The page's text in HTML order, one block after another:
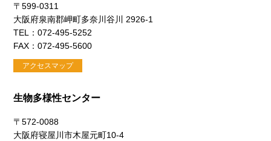
〒599-0311
大阪府泉南郡岬町多奈川谷川 2926-1
TEL：072-495-5252
FAX：072-495-5600
アクセスマップ
生物多様性センター
〒572-0088
大阪府寝屋川市木屋元町10-4